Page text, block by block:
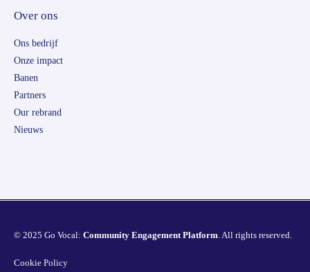
Over ons
Ons bedrijf
Onze impact
Banen
Partners
Our rebrand
Nieuws
© 2025 Go Vocal: Community Engagement Platform. All rights reserved.
Cookie Policy